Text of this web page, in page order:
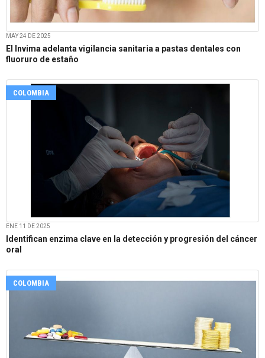
MAY 24 DE 2025
El Invima adelanta vigilancia sanitaria a pastas dentales con
fluoruro de estaño
COLOMBIA
ENE 11 DE 2025
Identifican enzima clave en la detección y progresión del cáncer
oral
COLOMBIA